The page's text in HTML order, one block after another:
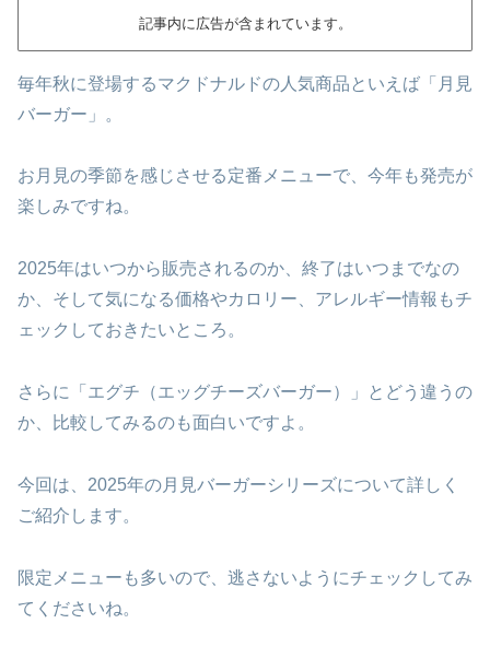
記事内に広告が含まれています。
毎年秋に登場するマクドナルドの人気商品といえば「月見
バーガー」。
お月見の季節を感じさせる定番メニューで、今年も発売が
楽しみですね。
2025年はいつから販売されるのか、終了はいつまでなの
か、そして気になる価格やカロリー、アレルギー情報もチ
ェックしておきたいところ。
さらに「エグチ（エッグチーズバーガー）」とどう違うの
か、比較してみるのも面白いですよ。
今回は、2025年の月見バーガーシリーズについて詳しく
ご紹介します。
限定メニューも多いので、逃さないようにチェックしてみ
てくださいね。